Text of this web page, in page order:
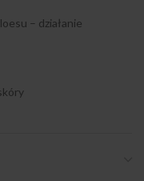
– działanie